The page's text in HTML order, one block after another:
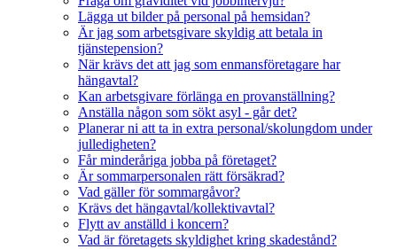
Lägga ut bilder på personal på hemsidan?
Är jag som arbetsgivare skyldig att betala in
tjänstepension?
När krävs det att jag som enmansföretagare har
hängavtal?
Kan arbetsgivare förlänga en provanställning?
Anställa någon som sökt asyl - går det?
Planerar ni att ta in extra personal/skolungdom under
julledigheten?
Får minderåriga jobba på företaget?
Är sommarpersonalen rätt försäkrad?
Vad gäller för sommargåvor?
Krävs det hängavtal/kollektivavtal?
Flytt av anställd i koncern?
Vad är företagets skyldighet kring skadestånd?